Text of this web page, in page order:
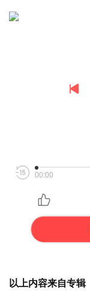
00:00
以上内容来自专辑